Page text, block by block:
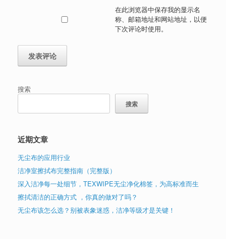
在此浏览器中保存我的显示名
称、邮箱地址和网站地址，以便
下次评论时使用。
搜索
搜索
近期文章
无尘布的应用行业
洁净室擦拭布完整指南（完整版）
深入洁净每一处细节，TEXWIPE无尘净化棉签，为高标准而生
擦拭清洁的正确方式 ，你真的做对了吗？
无尘布该怎么选？别被表象迷惑，洁净等级才是关键！